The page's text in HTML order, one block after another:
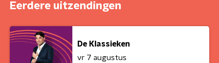
Eerdere uitzendingen
De Klassieken
vr 7 augustus